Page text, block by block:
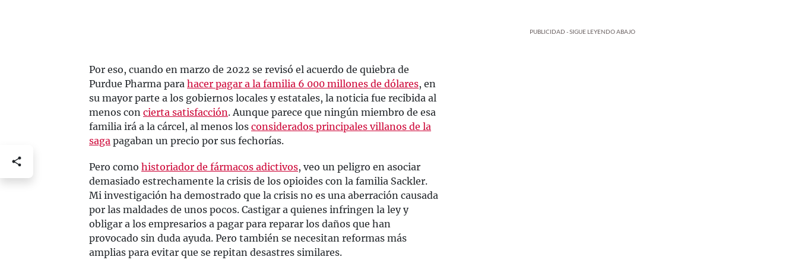
Por eso, cuando en marzo de 2022 se revisó el acuerdo de quiebra de
Purdue Pharma para hacer pagar a la familia 6 000 millones de dólares, en
su mayor parte a los gobiernos locales y estatales, la noticia fue recibida al
menos con cierta satisfacción. Aunque parece que ningún miembro de esa
familia irá a la cárcel, al menos los considerados principales villanos de la
saga pagaban un precio por sus fechorías.
Pero como historiador de fármacos adictivos, veo un peligro en asociar
demasiado estrechamente la crisis de los opioides con la familia Sackler.
Mi investigación ha demostrado que la crisis no es una aberración causada
por las maldades de unos pocos. Castigar a quienes infringen la ley y
obligar a los empresarios a pagar para reparar los daños que han
provocado sin duda ayuda. Pero también se necesitan reformas más
amplias para evitar que se repitan desastres similares.
PUBLICIDAD - SIGUE LEYENDO ABAJO